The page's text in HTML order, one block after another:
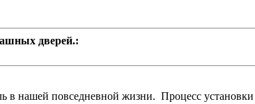
дверей.:
в нашей повседневной жизни. Процесс установки